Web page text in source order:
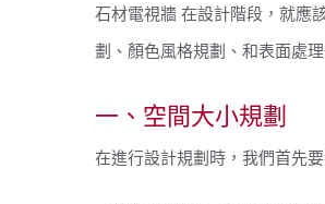
石材電視牆 在設計階段，就應
劃、顏色風格規劃、和表面處
一、空間大小規劃
在進行設計規劃時，我們首先